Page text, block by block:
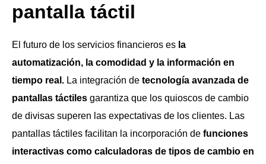
pantalla táctil
El futuro de los servicios financieros es la
automatización, la comodidad y la información en
tiempo real. La integración de tecnología avanzada de
pantallas táctiles garantiza que los quioscos de cambio
de divisas superen las expectativas de los clientes. Las
pantallas táctiles facilitan la incorporación de funciones
interactivas como calculadoras de tipos de cambio en